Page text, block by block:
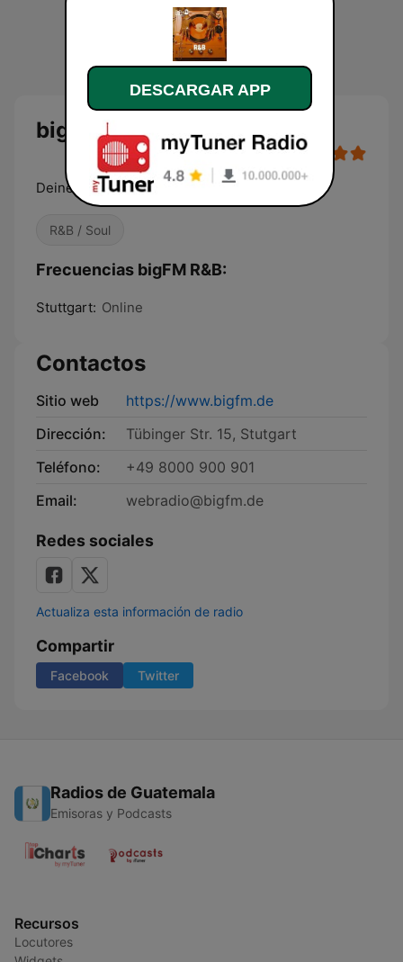
bigFM R&B
Deine biggsten R&B und Soul Beats
R&B / Soul
Frecuencias bigFM R&B:
Stuttgart: Online
Contactos
Sitio web
https://www.bigfm.de
Dirección:
Tübinger Str. 15, Stutgart
Teléfono:
+49 8000 900 901
Email:
webradio@bigfm.de
Redes sociales
Actualiza esta información de radio
Compartir
Facebook Twitter
Radios de Guatemala
Emisoras y Podcasts
Recursos
Locutores
DESCARGAR APP